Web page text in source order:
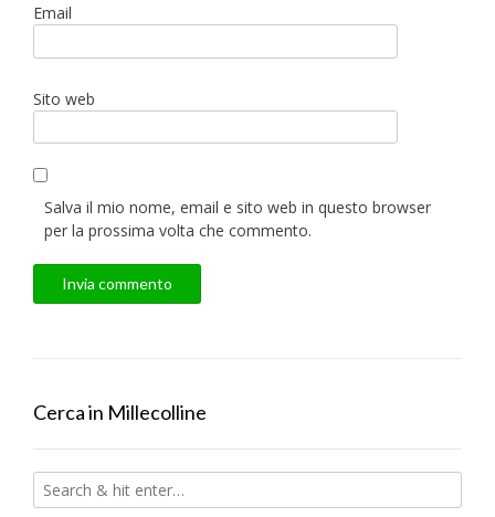
Email
Sito web
Salva il mio nome, email e sito web in questo browser
per la prossima volta che commento.
Cerca in Millecolline